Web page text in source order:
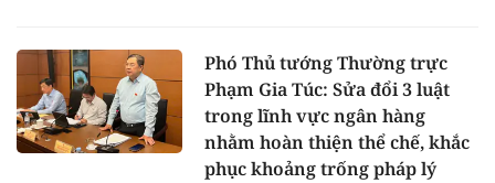
Phó Thủ tướng Thường trực
Phạm Gia Túc: Sửa đổi 3 luật
trong lĩnh vực ngân hàng
nhằm hoàn thiện thể chế, khắc
phục khoảng trống pháp lý